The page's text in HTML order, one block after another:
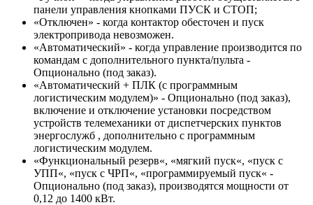
панели управления кнопками ПУСК и СТОП;
«Отключен» - когда контактор обесточен и пуск
электропривода невозможен.
«Автоматический» - когда управление производится по
командам с дополнительного пункта/пульта -
Опционально (под заказ).
«Автоматический + ПЛК (с программным
логистическим модулем)» - Опционально (под заказ),
включение и отключение установки посредством
устройств телемеханики от диспетчерских пунктов
энергослужб , дополнительно с программным
логистическим модулем.
«Функциональный резерв«, «мягкий пуск«, «пуск с
УПП«, «пуск с ЧРП«, «программируемый пуск« -
Опционально (под заказ), производятся мощности от
0,12 до 1400 кВт.